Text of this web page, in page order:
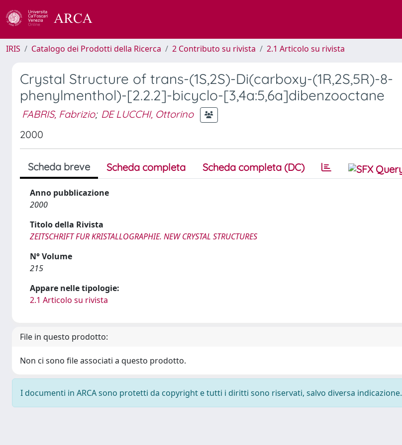
IRIS Catalogo dei Prodotti della Ricerca 2 Contributo su rivista 2.1 Articolo su rivista
Crystal Structure of trans-(1S,2S)-Di(carboxy-(1R,2S,5R)-8-
phenylmenthol)-[2.2.2]-bicyclo-[3,4a:5,6a]dibenzooctane
FABRIS, Fabrizio; DE LUCCHI, Ottorino
2000
Scheda breve Scheda completa Scheda completa (DC)
Anno pubblicazione
2000
Titolo della Rivista
ZEITSCHRIFT FUR KRISTALLOGRAPHIE. NEW CRYSTAL STRUCTURES
N° Volume
215
Appare nelle tipologie:
2.1 Articolo su rivista
File in questo prodotto:
Non ci sono file associati a questo prodotto.
I documenti in ARCA sono protetti da copyright e tutti i diritti sono riservati, salvo diversa indicazione.